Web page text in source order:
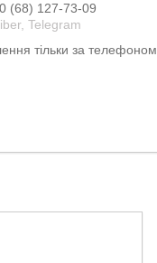
(68) 127-73-09
Telegram
тільки за телефоном